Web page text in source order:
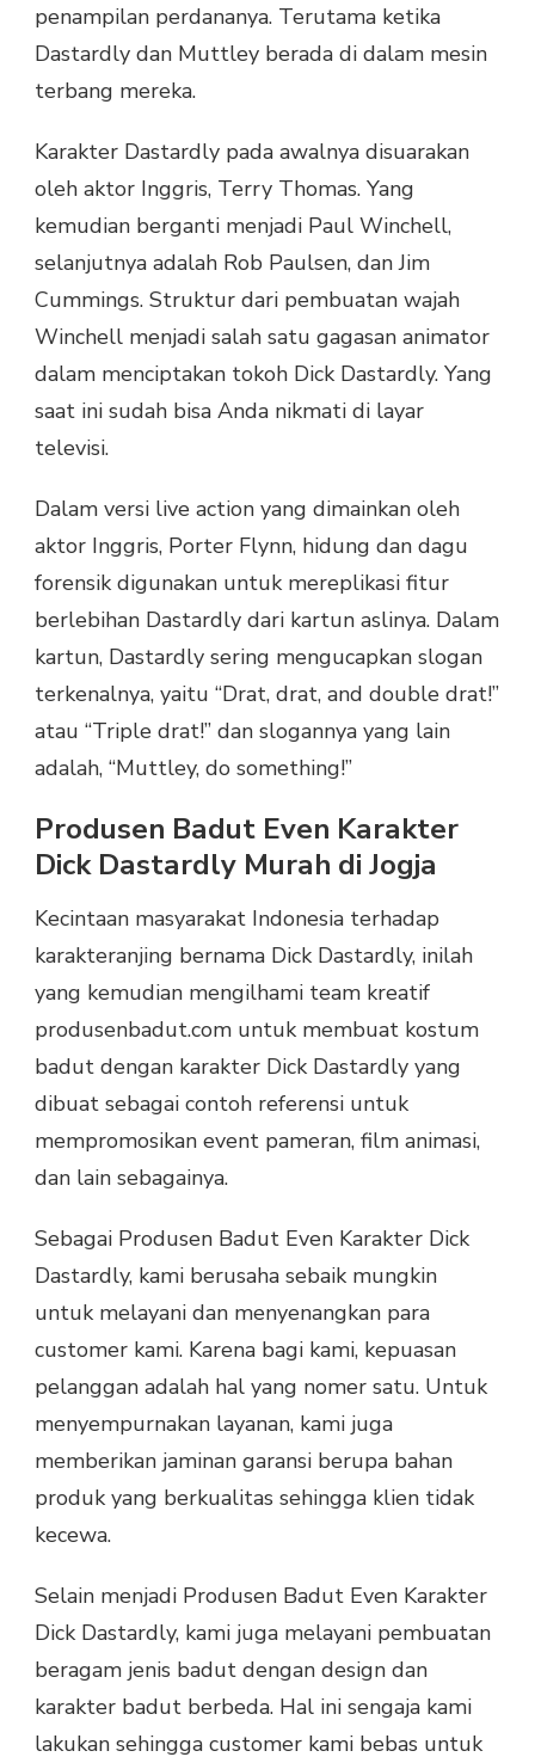
penampilan perdananya. Terutama ketika
Dastardly dan Muttley berada di dalam mesin
terbang mereka.
Karakter Dastardly pada awalnya disuarakan
oleh aktor Inggris, Terry Thomas. Yang
kemudian berganti menjadi Paul Winchell,
selanjutnya adalah Rob Paulsen, dan Jim
Cummings. Struktur dari pembuatan wajah
Winchell menjadi salah satu gagasan animator
dalam menciptakan tokoh Dick Dastardly. Yang
saat ini sudah bisa Anda nikmati di layar
televisi.
Dalam versi live action yang dimainkan oleh
aktor Inggris, Porter Flynn, hidung dan dagu
forensik digunakan untuk mereplikasi fitur
berlebihan Dastardly dari kartun aslinya. Dalam
kartun, Dastardly sering mengucapkan slogan
terkenalnya, yaitu “Drat, drat, and double drat!”
atau “Triple drat!” dan slogannya yang lain
adalah, “Muttley, do something!”
Produsen Badut Even Karakter
Dick Dastardly Murah di Jogja
Kecintaan masyarakat Indonesia terhadap
karakteranjing bernama Dick Dastardly, inilah
yang kemudian mengilhami team kreatif
produsenbadut.com untuk membuat kostum
badut dengan karakter Dick Dastardly yang
dibuat sebagai contoh referensi untuk
mempromosikan event pameran, film animasi,
dan lain sebagainya.
Sebagai Produsen Badut Even Karakter Dick
Dastardly, kami berusaha sebaik mungkin
untuk melayani dan menyenangkan para
customer kami. Karena bagi kami, kepuasan
pelanggan adalah hal yang nomer satu. Untuk
menyempurnakan layanan, kami juga
memberikan jaminan garansi berupa bahan
produk yang berkualitas sehingga klien tidak
kecewa.
Selain menjadi Produsen Badut Even Karakter
Dick Dastardly, kami juga melayani pembuatan
beragam jenis badut dengan design dan
karakter badut berbeda. Hal ini sengaja kami
lakukan sehingga customer kami bebas untuk